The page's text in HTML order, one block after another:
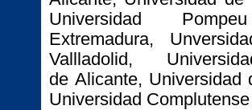
Universidad
Extremadura,
Vallladolid,
de Alicante,
Universidad